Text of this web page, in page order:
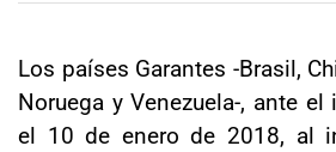
Los países Garantes -Brasil,
Noruega y Venezuela-, ante
el 10 de enero de 2018, al